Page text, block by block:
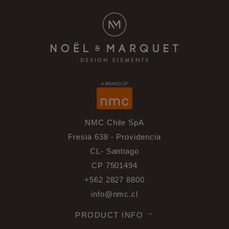
NMC Chile SpA
Fresia 638 - Providencia
CL- Santiago
CP 7501494
+562 2827 8800
info@nmc.cl
PRODUCT INFO